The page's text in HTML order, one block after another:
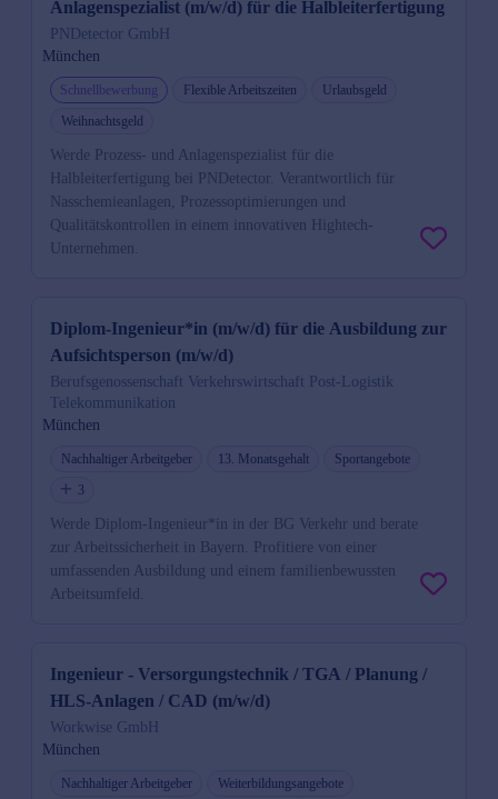
Anlagenspezialist (m/w/d) für die Halbleiterfertigung
PNDetector GmbH
München
Schnellbewerbung Flexible Arbeitszeiten
Urlaubsgeld
Weihnachtsgeld
Werde Prozess- und Anlagenspezialist für die
Halbleiterfertigung bei PNDetector. Verantwortlich für
Nasschemieanlagen, Prozessoptimierungen und
Qualitätskontrollen in einem innovativen Hightech-
Unternehmen.
Diplom-Ingenieur*in (m/w/d) für die Ausbildung zur
Aufsichtsperson (m/w/d)
Berufsgenossenschaft Verkehrswirtschaft Post-Logistik
Telekommunikation
München
Nachhaltiger Arbeitgeber 13. Monatsgehalt
Sportangebote
3
Werde Diplom-Ingenieur*in in der BG Verkehr und berate
zur Arbeitssicherheit in Bayern. Profitiere von einer
umfassenden Ausbildung und einem familienbewussten
Arbeitsumfeld.
Ingenieur - Versorgungstechnik / TGA / Planung /
HLS-Anlagen / CAD (m/w/d)
Workwise GmbH
München
Nachhaltiger Arbeitgeber Weiterbildungsangebote